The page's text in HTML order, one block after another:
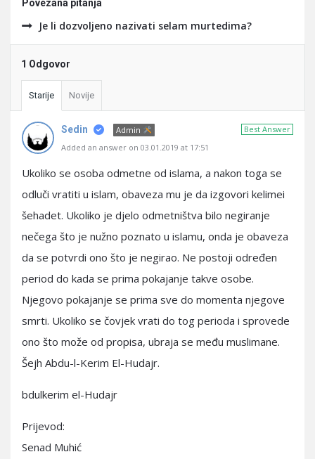
Povezana pitanja
Je li dozvoljeno nazivati selam murtedima?
1 Odgovor
Starije Novije
Best Answer
Sedin
Admin
Added an answer on 03.01.2019 at 17:51
Ukoliko se osoba odmetne od islama, a nakon toga se
odluči vratiti u islam, obaveza mu je da izgovori kelimei
šehadet. Ukoliko je djelo odmetništva bilo negiranje
nečega što je nužno poznato u islamu, onda je obaveza
da se potvrdi ono što je negirao. Ne postoji određen
period do kada se prima pokajanje takve osobe.
Njegovo pokajanje se prima sve do momenta njegove
smrti. Ukoliko se čovjek vrati do tog perioda i sprovede
ono što može od propisa, ubraja se među muslimane.
Šejh Abdu-l-Kerim El-Hudajr.
bdulkerim el-Hudajr
Prijevod:
Senad Muhić